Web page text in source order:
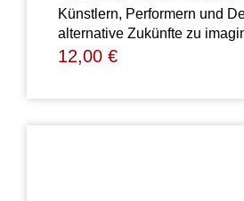
Künstlern, Performern und
alternative Zukünfte zu
12,00 €